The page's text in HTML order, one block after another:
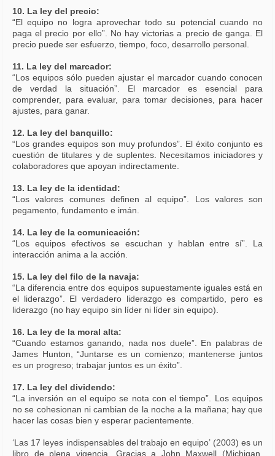
10. La ley del precio:
“El equipo no logra aprovechar todo su potencial cuando no
paga el precio por ello”. No hay victorias a precio de ganga. El
precio puede ser esfuerzo, tiempo, foco, desarrollo personal.
11. La ley del marcador:
“Los equipos sólo pueden ajustar el marcador cuando conocen
de verdad la situación”. El marcador es esencial para
comprender, para evaluar, para tomar decisiones, para hacer
ajustes, para ganar.
12. La ley del banquillo:
“Los grandes equipos son muy profundos”. El éxito conjunto es
cuestión de titulares y de suplentes. Necesitamos iniciadores y
colaboradores que apoyan indirectamente.
13. La ley de la identidad:
“Los valores comunes definen al equipo”. Los valores son
pegamento, fundamento e imán.
14. La ley de la comunicación:
“Los equipos efectivos se escuchan y hablan entre sí”. La
interacción anima a la acción.
15. La ley del filo de la navaja:
“La diferencia entre dos equipos supuestamente iguales está en
el liderazgo”. El verdadero liderazgo es compartido, pero es
liderazgo (no hay equipo sin líder ni líder sin equipo).
16. La ley de la moral alta:
“Cuando estamos ganando, nada nos duele”. En palabras de
James Hunton, “Juntarse es un comienzo; mantenerse juntos
es un progreso; trabajar juntos es un éxito”.
17. La ley del dividendo:
“La inversión en el equipo se nota con el tiempo”. Los equipos
no se cohesionan ni cambian de la noche a la mañana; hay que
hacer las cosas bien y esperar pacientemente.
‘Las 17 leyes indispensables del trabajo en equipo’ (2003) es un
libro de plena vigencia. Gracias a John Maxwell (Michigan,